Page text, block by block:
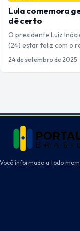
Lula comemora
dê certo
O presidente Luiz
(24) estar feliz com o
24 de setembro de 2025
Você informado a todo